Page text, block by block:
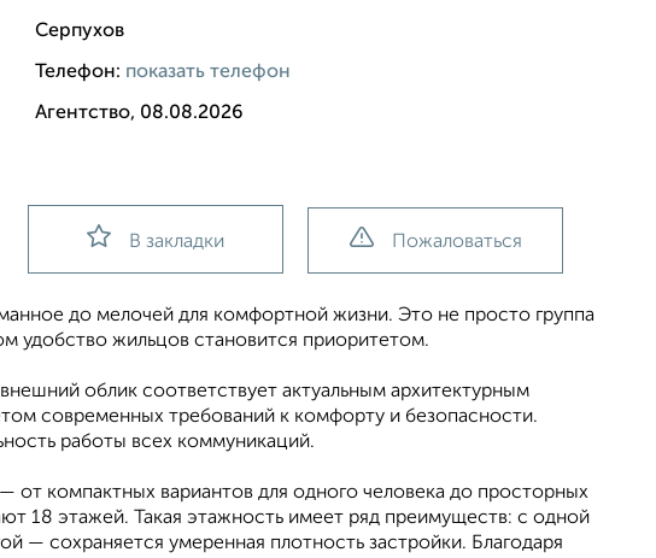
Серпухов
Телефон: показать телефон
Агентство, 08.08.2026
В закладки Пожаловаться
до мелочей для комфортной жизни. Это не просто группа
удобство жильцов становится приоритетом.
облик соответствует актуальным архитектурным
современных требований к комфорту и безопасности.
работы всех коммуникаций.
компактных вариантов для одного человека до просторных
18 этажей. Такая этажность имеет ряд преимуществ: с одной
— сохраняется умеренная плотность застройки. Благодаря